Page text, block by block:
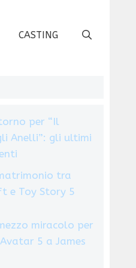
CASTING
per “Il
Anelli”: gli ultimi
tra
e Toy Story 5
miracolo per
5 a James